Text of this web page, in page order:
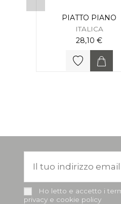
PIATTO PIANO
ITALICA
28,10 €
Ho letto e accetto i
privacy e cookie policy